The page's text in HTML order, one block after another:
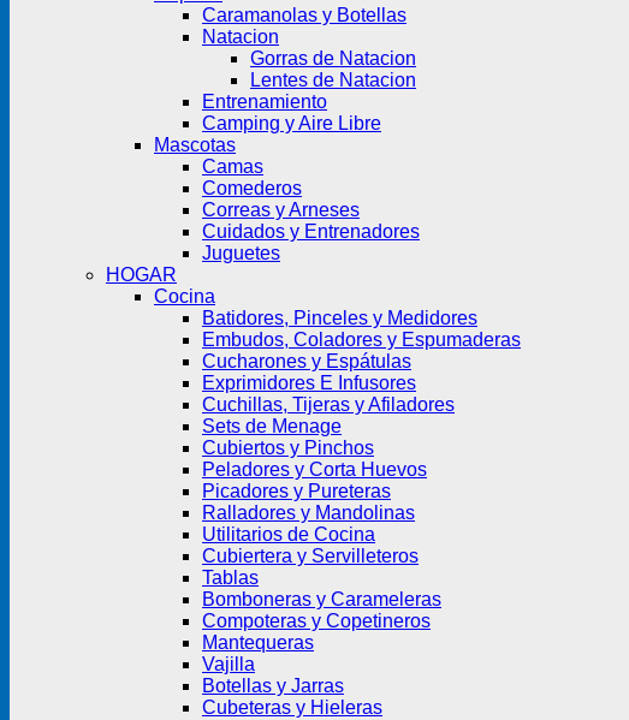
Caramanolas y Botellas
Natacion
Gorras de Natacion
Lentes de Natacion
Entrenamiento
Camping y Aire Libre
Mascotas
Camas
Comederos
Correas y Arneses
Cuidados y Entrenadores
Juguetes
HOGAR
Cocina
Batidores, Pinceles y Medidores
Embudos, Coladores y Espumaderas
Cucharones y Espátulas
Exprimidores E Infusores
Cuchillas, Tijeras y Afiladores
Sets de Menage
Cubiertos y Pinchos
Peladores y Corta Huevos
Picadores y Pureteras
Ralladores y Mandolinas
Utilitarios de Cocina
Cubiertera y Servilleteros
Tablas
Bomboneras y Carameleras
Compoteras y Copetineros
Mantequeras
Vajilla
Botellas y Jarras
Cubeteras y Hieleras